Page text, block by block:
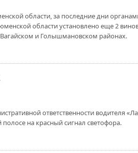
области, за последние дни
области установлено еще 2
и Голышмановском районах.
ответственности водителя
на красный сигнал светофора.